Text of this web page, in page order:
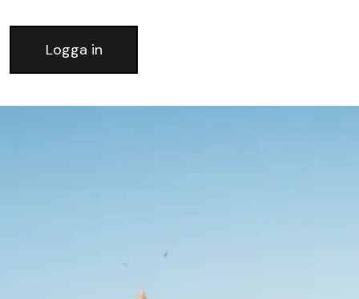
Logga in